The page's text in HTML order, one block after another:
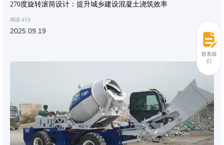
270度旋转滚筒设计：提升城乡建设混凝土浇筑效率
阅读:473
2025.09.19
联系我
们